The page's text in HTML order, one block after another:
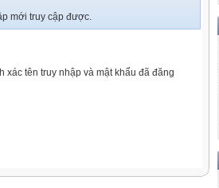
mới truy cập được.
xác tên truy nhập và mật khẩu đã đăng